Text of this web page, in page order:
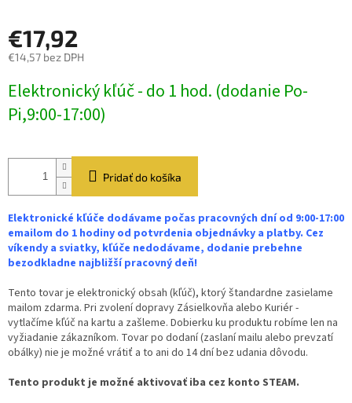
€17,92
€14,57 bez DPH
cena:
Elektronický kľúč - do 1 hod. (dodanie Po-
Pi,9:00-17:00)
Pridať do košíka
Elektronické kľúče dodávame počas pracovných dní od 9:00-17:00
emailom do 1 hodiny od potvrdenia objednávky a platby. Cez
víkendy a sviatky, kľúče nedodávame, dodanie prebehne
bezodkladne najbližší pracovný deň!
Tento tovar je elektronický obsah (kľúč), ktorý štandardne zasielame
mailom zdarma. Pri zvolení dopravy Zásielkovňa alebo Kuriér -
vytlačíme kľúč na kartu a zašleme. Dobierku ku produktu robíme len na
vyžiadanie zákazníkom. Tovar po dodaní (zaslaní mailu alebo prevzatí
obálky) nie je možné vrátiť a to ani do 14 dní bez udania dôvodu.
Tento produkt je možné aktivovať iba cez konto STEAM.